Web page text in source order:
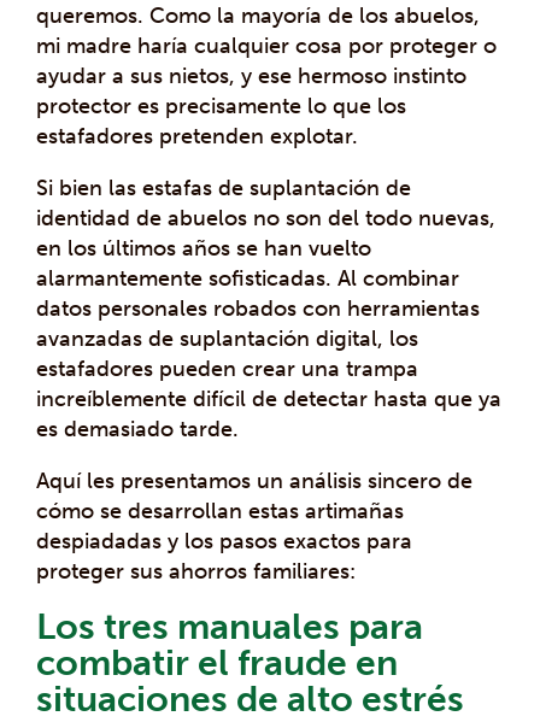
queremos. Como la mayoría de los abuelos,
mi madre haría cualquier cosa por proteger o
ayudar a sus nietos, y ese hermoso instinto
protector es precisamente lo que los
estafadores pretenden explotar.
Si bien las estafas de suplantación de
identidad de abuelos no son del todo nuevas,
en los últimos años se han vuelto
alarmantemente sofisticadas. Al combinar
datos personales robados con herramientas
avanzadas de suplantación digital, los
estafadores pueden crear una trampa
increíblemente difícil de detectar hasta que ya
es demasiado tarde.
Aquí les presentamos un análisis sincero de
cómo se desarrollan estas artimañas
despiadadas y los pasos exactos para
proteger sus ahorros familiares:
Los tres manuales para
combatir el fraude en
situaciones de alto estrés